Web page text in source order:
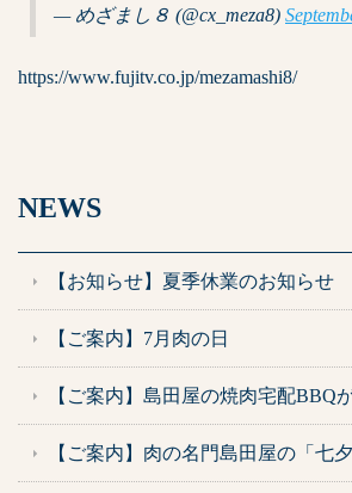
— めざまし８ (@cx_meza8)
https://www.fujitv.co.jp/mezamashi8/
NEWS
【お知らせ】夏季休業のお知らせ
【ご案内】7月肉の日
【ご案内】島田屋の焼肉宅配BBQ
【ご案内】肉の名門島田屋の「七